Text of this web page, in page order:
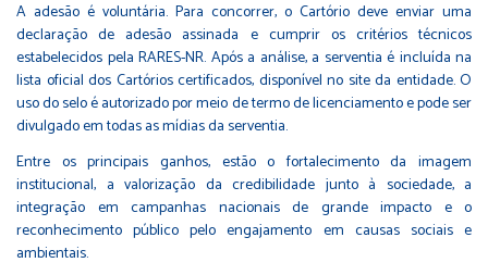
A adesão é voluntária. Para concorrer, o Cartório deve enviar uma
declaração de adesão assinada e cumprir os critérios técnicos
estabelecidos pela RARES-NR. Após a análise, a serventia é incluída na
lista oficial dos Cartórios certificados, disponível no site da entidade. O
uso do selo é autorizado por meio de termo de licenciamento e pode ser
divulgado em todas as mídias da serventia.
Entre os principais ganhos, estão o fortalecimento da imagem
institucional, a valorização da credibilidade junto à sociedade, a
integração em campanhas nacionais de grande impacto e o
reconhecimento público pelo engajamento em causas sociais e
ambientais.